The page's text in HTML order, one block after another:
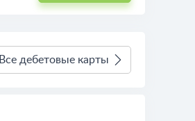
Все дебетовые карты